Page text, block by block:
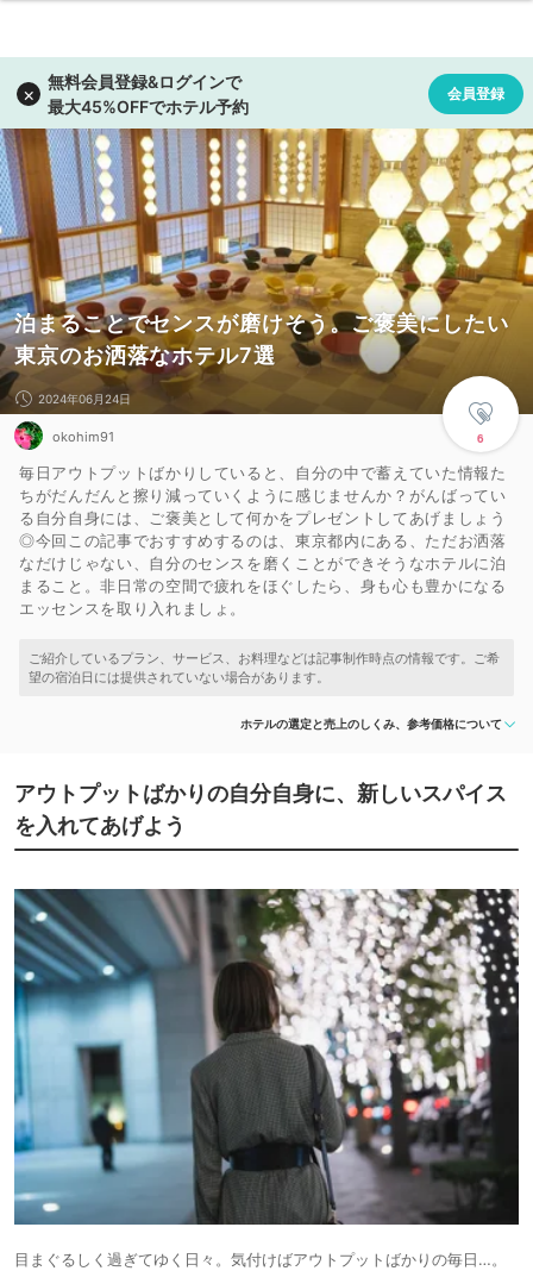
泊まることでセンスが磨けそう。ご褒美にしたい
東京のお洒落なホテル7選
6
2024年06月24日
okohim91
毎日アウトプットばかりしていると、自分の中で蓄えていた情報た
ちがだんだんと擦り減っていくように感じませんか？がんばってい
る自分自身には、ご褒美として何かをプレゼントしてあげましょう
◎今回この記事でおすすめするのは、東京都内にある、ただお洒落
なだけじゃない、自分のセンスを磨くことができそうなホテルに泊
まること。非日常の空間で疲れをほぐしたら、身も心も豊かになる
エッセンスを取り入れましょ。
ホテルの選定と売上のしくみ、参考価格について
アウトプットばかりの自分自身に、新しいスパイス
を入れてあげよう
目まぐるしく過ぎてゆく日々。気付けばアウトプットばかりの毎日…。